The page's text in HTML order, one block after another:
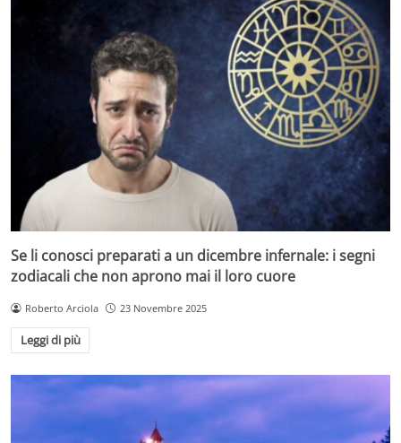
Se li conosci preparati a un dicembre infernale: i segni
zodiacali che non aprono mai il loro cuore
Roberto Arciola 23 Novembre 2025
Leggi di più